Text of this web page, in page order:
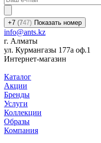
+7 (747) Показать номер
info@ants.kz
г. Алматы
ул. Курмангазы 177а оф.1
Интернет-магазин
Каталог
Акции
Бренды
Услуги
Коллекции
Образы
Компания